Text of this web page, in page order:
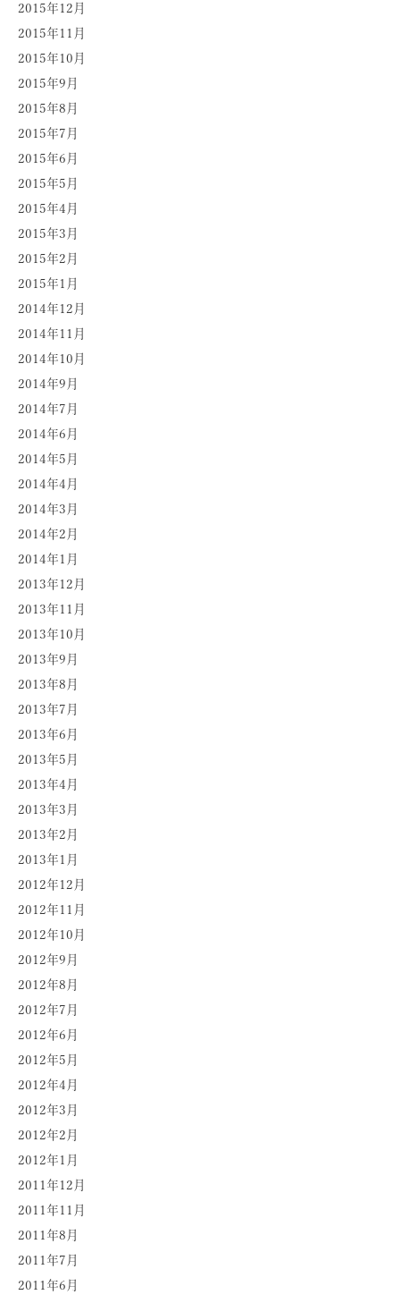
2015年12月
2015年11月
2015年10月
2015年9月
2015年8月
2015年7月
2015年6月
2015年5月
2015年4月
2015年3月
2015年2月
2015年1月
2014年12月
2014年11月
2014年10月
2014年9月
2014年7月
2014年6月
2014年5月
2014年4月
2014年3月
2014年2月
2014年1月
2013年12月
2013年11月
2013年10月
2013年9月
2013年8月
2013年7月
2013年6月
2013年5月
2013年4月
2013年3月
2013年2月
2013年1月
2012年12月
2012年11月
2012年10月
2012年9月
2012年8月
2012年7月
2012年6月
2012年5月
2012年4月
2012年3月
2012年2月
2012年1月
2011年12月
2011年11月
2011年8月
2011年7月
2011年6月